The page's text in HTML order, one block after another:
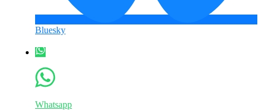
Bluesky
Whatsapp